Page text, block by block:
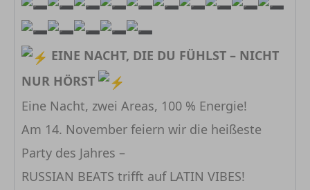
EINE NACHT, DIE DU FÜHLST – NICHT
NUR HÖRST
Eine Nacht, zwei Areas, 100 % Energie!
Am 14. November feiern wir die heißeste
Party des Jahres –
RUSSIAN BEATS trifft auf LATIN VIBES!